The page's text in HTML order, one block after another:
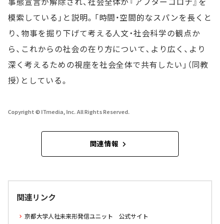
模索している」と説明。「時間・空間的なスパンを長くと
り、物事を掘り下げて考える人文・社会科学の観点か
ら、これからの社会の在り方について、より広く、より
深く考えるための視座を社会全体で共有したい」（同教
授）としている。
Copyright © ITmedia, Inc. All Rights Reserved.
関連情報
関連リンク
京都大学人社未来形発信ユニット 公式サイト